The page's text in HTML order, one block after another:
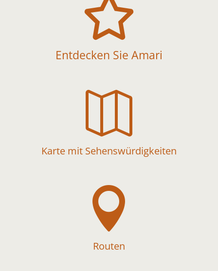

Entdecken Sie Amari

Karte mit Sehenswürdigkeiten

Routen